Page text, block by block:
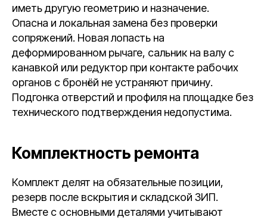
иметь другую геометрию и назначение.
Опасна и локальная замена без проверки
сопряжений. Новая лопасть на
деформированном рычаге, сальник на валу с
канавкой или редуктор при контакте рабочих
органов с бронёй не устраняют причину.
Подгонка отверстий и профиля на площадке без
технического подтверждения недопустима.
Комплектность ремонта
Комплект делят на обязательные позиции,
резерв после вскрытия и складской ЗИП.
Вместе с основными деталями учитывают